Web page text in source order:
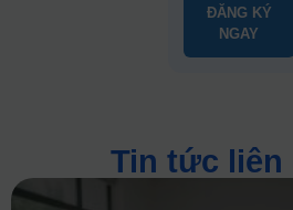
ĐĂNG KÝ
NGAY
Tin tức liên